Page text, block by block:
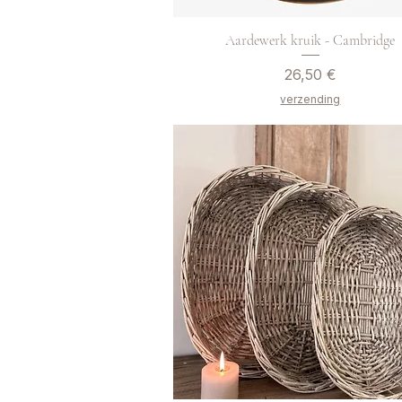
Aardewerk kruik - Cambridge
Preis
26,50 €
verzending